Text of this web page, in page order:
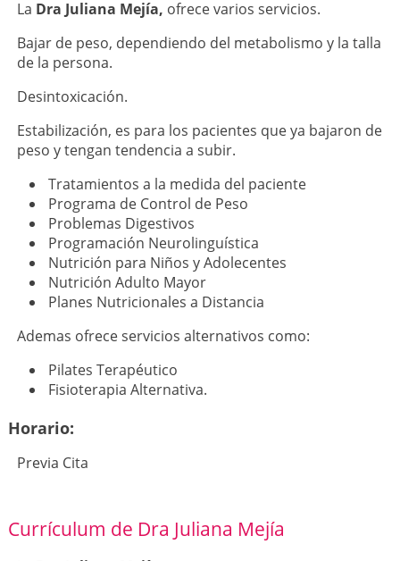
La Dra Juliana Mejía, ofrece varios servicios.
Bajar de peso, dependiendo del metabolismo y la talla
de la persona.
Desintoxicación.
Estabilización, es para los pacientes que ya bajaron de
peso y tengan tendencia a subir.
Tratamientos a la medida del paciente
Programa de Control de Peso
Problemas Digestivos
Programación Neurolinguística
Nutrición para Niños y Adolecentes
Nutrición Adulto Mayor
Planes Nutricionales a Distancia
Ademas ofrece servicios alternativos como:
Pilates Terapéutico
Fisioterapia Alternativa.
Horario:
Previa Cita
Currículum de Dra Juliana Mejía